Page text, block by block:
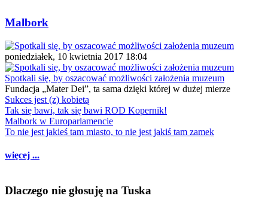
Malbork
poniedziałek, 10 kwietnia 2017 18:04
Spotkali się, by oszacować możliwości założenia muzeum
Fundacja „Mater Dei”, ta sama dzięki której w dużej mierze
Sukces jest (z) kobietą
Tak się bawi, tak się bawi ROD Kopernik!
Malbork w Europarlamencie
To nie jest jakieś tam miasto, to nie jest jakiś tam zamek
więcej ...
Dlaczego nie głosuję na Tuska